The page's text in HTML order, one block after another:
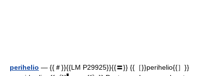
perihelio — {{＃}}{{LM P29925}}{{〓}} {{［}}perihelio{{］}}